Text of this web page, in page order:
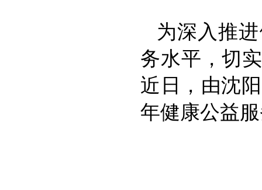
为深入推
务水平，切
近日，由沈
年健康公益